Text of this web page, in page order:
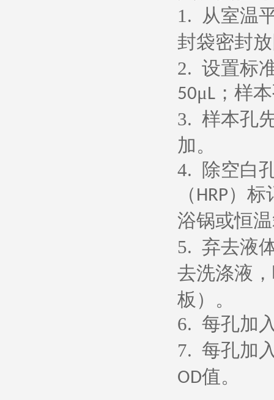
1. 从室温
封袋密封
2. 设置标
50μL ；样
3. 样本孔
加。
4. 除空白
（ HRP）标
浴锅或恒
5. 弃去液
去洗涤液
板）。
6. 每孔加
7. 每孔加
OD值。